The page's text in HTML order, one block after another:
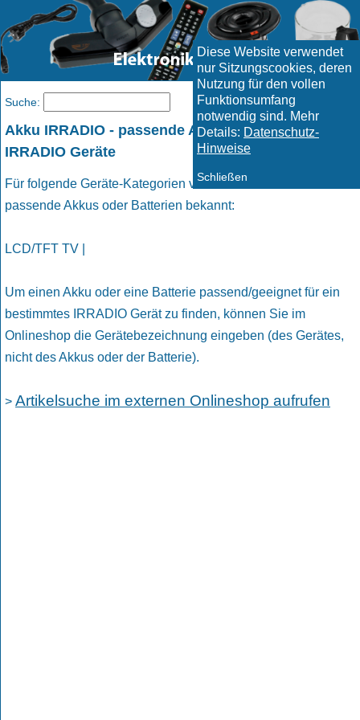
Diese Website verwendet
nur Sitzungscookies, deren
Nutzung für den vollen
Funktionsumfang
notwendig sind. Mehr
Details: Datenschutz-
Hinweise
Schließen
Akku IRRADIO - passende Akkus und Batterien für
IRRADIO Geräte
Für folgende Geräte-Kategorien von IRRADIO sind uns
passende Akkus oder Batterien bekannt:
LCD/TFT TV |
Um einen Akku oder eine Batterie passend/geeignet für ein
bestimmtes IRRADIO Gerät zu finden, können Sie im
Onlineshop die Gerätebezeichnung eingeben (des Gerätes,
nicht des Akkus oder der Batterie).
> Artikelsuche im externen Onlineshop aufrufen
Suche: